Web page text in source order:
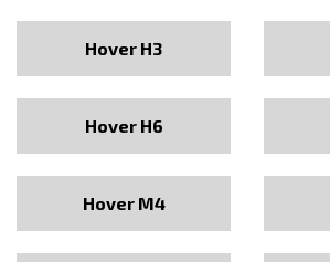
Hover H3
Hover H6
Hover M4